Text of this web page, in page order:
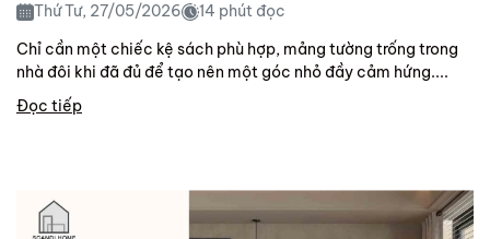
Thứ Tư, 27/05/2026
14 phút đọc
Chỉ cần một chiếc kệ sách phù hợp, mảng tường trống trong
nhà đôi khi đã đủ để tạo nên một góc nhỏ đầy cảm hứng....
Đọc tiếp